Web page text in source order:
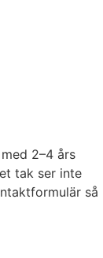
2–4 års
tak ser inte
så